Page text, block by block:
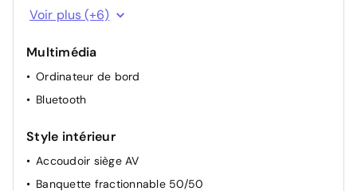
Lunette AR chauffante
Rétroviseurs externes/internes electrochromiques
Start/Stop
Commandes au volant
Voir plus (+6)
Multimédia
Ordinateur de bord
Bluetooth
Style intérieur
Accoudoir siège AV
Banquette fractionnable 50/50